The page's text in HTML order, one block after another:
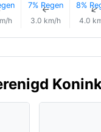
h
7% Regen
↑
3.0 km/h
8% ↑
4.0